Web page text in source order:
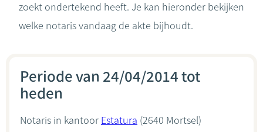
Over de notaris
zoekt ondertekend heeft. Je kan hieronder bekijken
welke notaris vandaag de akte bijhoudt.
Periode van 24/04/2014 tot
heden
Notaris in kantoor Estatura (2640 Mortsel)